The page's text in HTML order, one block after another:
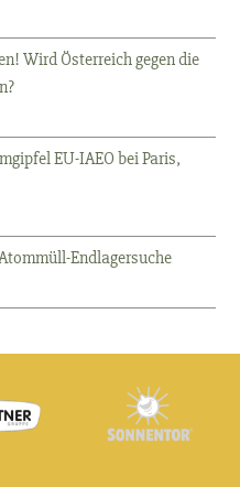
Wird Österreich gegen die
EU-IAEO bei Paris,
Endlagersuche